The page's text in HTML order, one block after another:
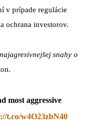
v prípade regulácie
ochrana investorov.
snahy o
most aggressive
t.co/w4O23zbN40